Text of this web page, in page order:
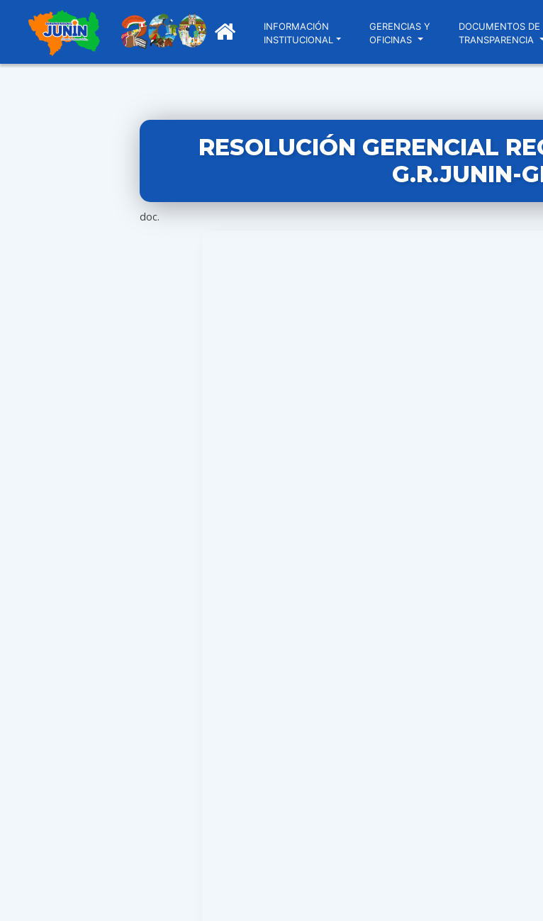
INFORMACIÓN
INSTITUCIONAL
GERENCIAS Y
OFICINAS
DOCUMENTOS DE
TRANSPARENCIA
RESOLUCIÓN GERENCIAL
G.R.JUNIN-
doc.